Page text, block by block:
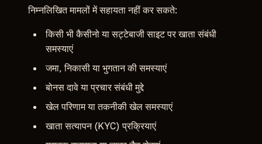
निम्नलिखित मामलों में सहायता नहीं कर सकते:
किसी भी कैसीनो या सट्टेबाजी साइट पर खाता संबंधी
समस्याएं
जमा, निकासी या भुगतान की समस्याएं
बोनस दावे या प्रचार संबंधी मुद्दे
खेल परिणाम या तकनीकी खेल समस्याएं
खाता सत्यापन (KYC) प्रक्रियाएं